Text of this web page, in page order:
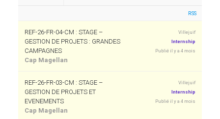
RSS
REF-26-FR-04-CM : STAGE –
GESTION DE PROJETS : GRANDES
CAMPAGNES
Cap Magellan
Villejuif
Internship
Publié il y a 4 mois
REF-26-FR-03-CM : STAGE –
GESTION DE PROJETS ET
EVENEMENTS
Cap Magellan
Villejuif
Internship
Publié il y a 4 mois